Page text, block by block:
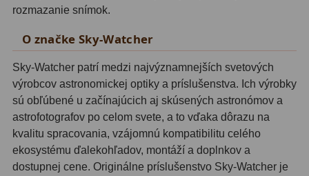
T-krúžky16
Adaptéry projekční11
Adaptéry T239
Adaptéry M4833
Filtry L-RGB7
Filtry Pass
rozmazanie snímok.
O značke Sky-Watcher
Sky-Watcher patrí medzi najvýznamnejších svetových
výrobcov astronomickej optiky a príslušenstva. Ich výrobky
sú obľúbené u začínajúcich aj skúsených astronómov a
astrofotografov po celom svete, a to vďaka dôrazu na
kvalitu spracovania, vzájomnú kompatibilitu celého
ekosystému ďalekohľadov, montáží a doplnkov a
dostupnej cene. Originálne príslušenstvo Sky-Watcher je